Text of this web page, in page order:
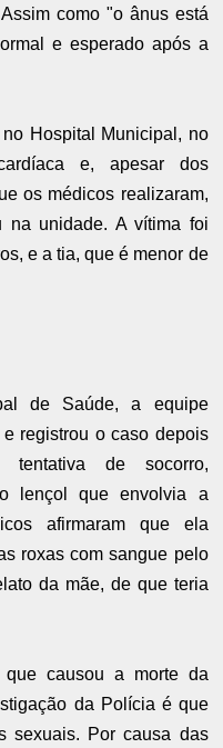
como "o ânus está
e esperado após a
Hospital Municipal, no
e, apesar dos
os médicos realizaram,
na unidade. A vítima foi
e a tia, que é menor de
de Saúde, a equipe
registrou o caso depois
tentativa de socorro,
lençol que envolvia a
afirmaram que ela
roxas com sangue pelo
da mãe, de que teria
causou a morte da
da Polícia é que
sexuais. Por causa das